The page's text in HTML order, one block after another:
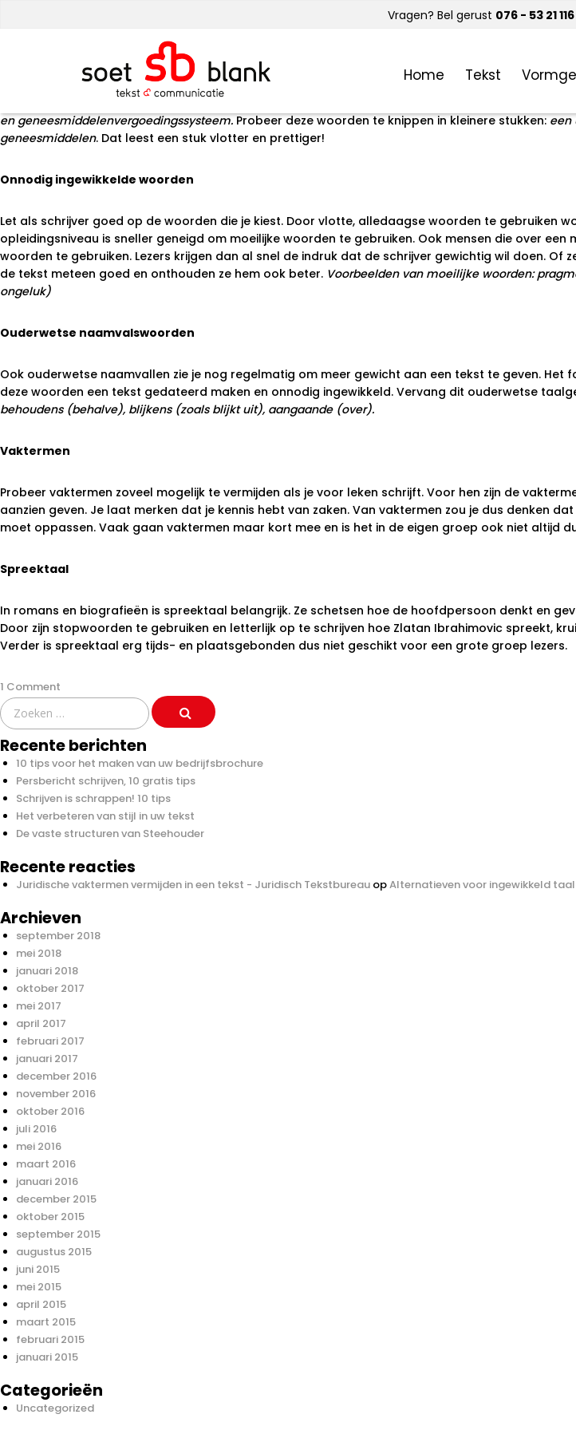
Vragen? Bel gerust 076 - 53 21 116
Home Tekst
19 januari 2016
en geneesmiddelenvergoedingssysteem.Probeer deze woorden te knippen in kleinere stukken:een
geneesmiddelen. Dat leest een stuk vlotter en prettiger!
Onnodig ingewikkelde woorden
Let als schrijver goed op de woorden die je kiest. Door vlotte, alledaagse woorden te gebruiken
opleidingsniveau is sneller geneigd om moeilijke woorden te gebruiken. Ook mensen die over
woorden te gebruiken. Lezers krijgen dan al snel de indruk dat de schrijver gewichtig wil doen.
de tekst meteen goed en onthouden ze hem ook beter. Voorbeelden van moeilijke woorden:
ongeluk)
Ouderwetse naamvalswoorden
Ook ouderwetse naamvallen zie je nog regelmatig om meer gewicht aan een tekst te geven.
deze woorden een tekst gedateerd maken en onnodig ingewikkeld. Vervang dit ouderwetse
behoudens (behalve), blijkens (zoals blijkt uit), aangaande (over).
Vaktermen
Probeer vaktermen zoveel mogelijk te vermijden als je voor leken schrijft. Voor hen zijn de
aanzien geven. Je laat merken dat je kennis hebt van zaken. Van vaktermen zou je dus denken
moet oppassen. Vaak gaan vaktermen maar kort mee en is het in de eigen groep ook niet altijd
Spreektaal
In romans en biografieën is spreektaal belangrijk. Ze schetsen hoe de hoofdpersoon denkt en
Door zijn stopwoorden te gebruiken en letterlijk op te schrijven hoe Zlatan Ibrahimovic spreekt,
Verder is spreektaal erg tijds- en plaatsgebonden dus niet geschikt voor een grote groep lezers.
1 Comment
Search
for:
Recente berichten
10 tips voor het maken van uw bedrijfsbrochure
Persbericht schrijven, 10 gratis tips
Schrijven is schrappen! 10 tips
Het verbeteren van stijl in uw tekst
De vaste structuren van Steehouder
Recente reacties
Juridische vaktermen vermijden in een tekst - Juridisch Tekstbureau opAlternatieven voor ingewikkeld
Archieven
september 2018
mei 2018
januari 2018
oktober 2017
mei 2017
april 2017
februari 2017
januari 2017
december 2016
november 2016
oktober 2016
juli 2016
mei 2016
maart 2016
januari 2016
december 2015
oktober 2015
september 2015
augustus 2015
juni 2015
mei 2015
april 2015
maart 2015
februari 2015
januari 2015
Categorieën
Uncategorized